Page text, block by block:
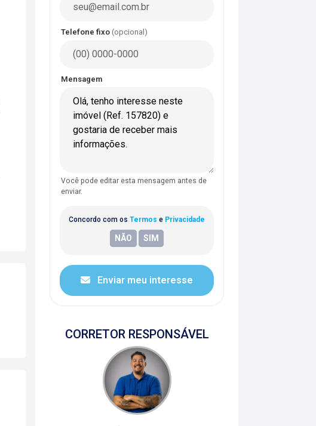
Telefone fixo (opcional)
Mensagem
Você pode editar esta mensagem antes de
enviar.
Concordo com os Termos e Privacidade
Enviar meu interesse
CORRETOR RESPONSÁVEL